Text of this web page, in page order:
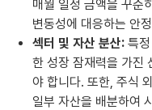
매월 일정 금액을 꾸준
변동성에 대응하는 안
섹터 및 자산 분산: 특
한 성장 잠재력을 가진
야 합니다. 또한, 주식
일부 자산을 배분하여